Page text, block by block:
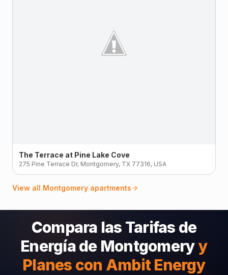
The Terrace at Pine Lake Cove
275 Pine Terrace Dr, Montgomery, TX 77316, USA
View all Montgomery apartments
Compara las Tarifas de
Energía de Montgomeryy
Planes con Ambit Energy